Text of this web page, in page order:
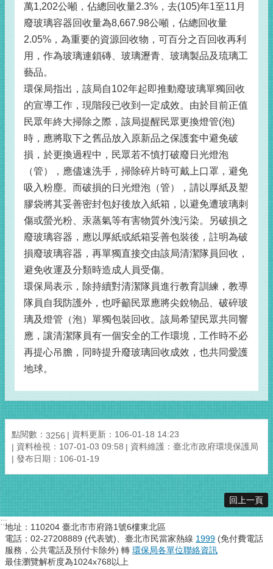
萬1,202公噸，佔總回收量2.3%，去(105)年1至11月
廢玻璃容器回收量為8,667.98公噸，佔總回收量
2.05%，為重要的資源回收物，可百分之百回收再利
用，作為玻璃連鎖磚、玻璃瀝青、玻璃製品及琉璃工
藝品。
環保局指出，該局自102年起即推動廢玻璃單獨回收
的宣導工作，現階段已收到一定成效。由於目前正值
民眾年終大掃除之際，該局提醒民眾更換燈管(泡)
時，應將取下之舊品放入原新品之保護套中避免破
損，於更換過程中，民眾若不慎打破廢日光燈泡
（管），應儘速洗手，掃除碎片時可戴上口罩，避免
吸入粉塵。而破損的日光燈泡（管），請以厚紙及塑
膠袋將其妥善密封包好後放入紙箱，以避免遭玻璃刺
傷或螢光粉、汞蒸氣等有害物質外洩污染。另破損之
廢玻璃容器，應以厚紙或紙箱妥善包裝後，註明為破
損廢玻璃容器，再單獨直接交由該局清潔隊員回收，
避免收運及分類時造成人員受傷。
環保局表示，除持續對清潔隊員進行教育訓練，教導
隊員自我防護外，也呼籲民眾應將尖銳物品、破碎玻
璃及燈管（泡）單獨包裝回收。該局希望民眾共同響
應，讓清潔隊員有一個安全的工作環境，工作時不必
再提心吊膽，同時提升廢玻璃回收成效，也共同愛護
地球。
點閱數： 3256
資料更新：106-01-18 14:23
資料檢視：107-01-03 09:58
資料維護：臺北市政府環境保護局
發布日期：106-01-19
回上一頁
:::地址：110204 臺北市市府路1號6樓東北區
電話：02-27208889 (代表號)、臺北市民當家熱線 1999 (免付費電話
服務，公共電話及預付卡除外) 轉 環保局各單位聯絡資訊
最佳瀏覽解析度為1024x768以上